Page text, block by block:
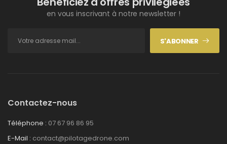
en vous inscrivant à notre newsletter !
S'ABONNER
Contactez-nous
Téléphone : 07 67 96 86 95
E-Mail : contact@pilotagedrone.com